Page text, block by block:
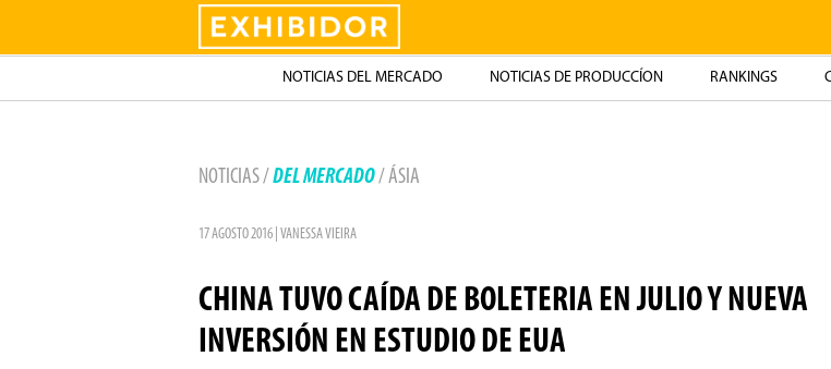
Exhibidor
NOTICIAS DEL MERCADO NOTICIAS DE PRODUCCÍON RANKINGS
NOTICIAS / DEL MERCADO/ ÁSIA
17 AGOSTO 2016 | VANESSA VIEIRA
CHINA TUVO CAÍDA DE BOLETERIA EN JULIO Y NUEVA
INVERSIÓN EN ESTUDIO DE EUA